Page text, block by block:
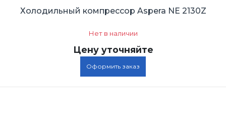
Холодильный компрессор Aspera NE 2130Z
Нет в наличии
Цену уточняйте
Оформить заказ